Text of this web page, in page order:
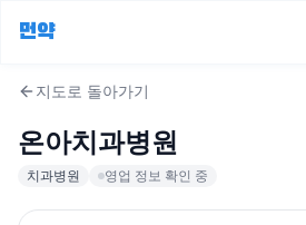
먼약
지도로 돌아가기
온아치과병원
치과병원 영업 정보 확인 중